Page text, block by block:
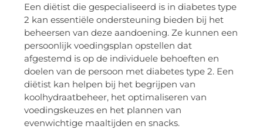
Een diëtist die gespecialiseerd is in diabetes type
2 kan essentiële ondersteuning bieden bij het
beheersen van deze aandoening. Ze kunnen een
persoonlijk voedingsplan opstellen dat
afgestemd is op de individuele behoeften en
doelen van de persoon met diabetes type 2. Een
diëtist kan helpen bij het begrijpen van
koolhydraatbeheer, het optimaliseren van
voedingskeuzes en het plannen van
evenwichtige maaltijden en snacks.